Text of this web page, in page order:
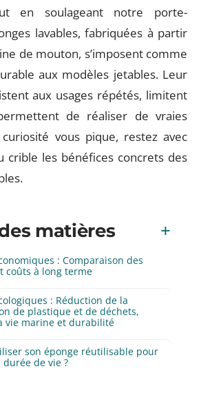
en soulageant notre porte-
lavables, fabriquées à partir
de mouton, s’imposent comme
aux modèles jetables. Leur
aux usages répétés, limitent
de réaliser de vraies
vous pique, restez avec
crible les bénéfices concrets des
matières
: Comparaison des
coûts à long terme
: Réduction de la
de plastique et de déchets,
vie marine et durabilité
son éponge réutilisable pour
de vie ?